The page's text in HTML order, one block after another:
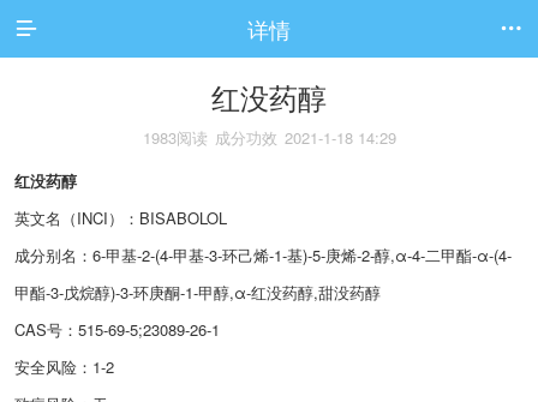
 详情 
红没药醇
1983阅读 成分功效 2021-1-18 14:29
红没药醇
英文名（INCI）：BISABOLOL
成分别名：6-甲基-2-(4-甲基-3-环己烯-1-基)-5-庚烯-2-醇,α-4-二甲酯-α-(4-
甲酯-3-戊烷醇)-3-环庚酮-1-甲醇,α-红没药醇,甜没药醇
CAS号：515-69-5;23089-26-1
安全风险： 1-2